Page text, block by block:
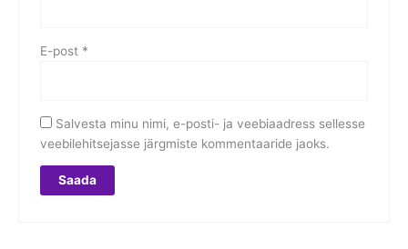
E-post *
Salvesta minu nimi, e-posti- ja veebiaadress sellesse
veebilehitsejasse järgmiste kommentaaride jaoks.